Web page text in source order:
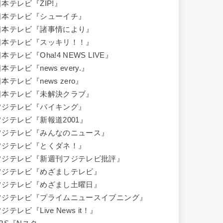
本テレビ『ZIP!』
本テレビ『シューイチ』
本テレビ『諸事情により』
本テレビ『スッキリ！！』
本テレビ『Oha!4 NEWS LIVE』
本テレビ『news every.』
本テレビ『news zero』
本テレビ『未解決クラブ』
ジテレビ『バイキング』
ジテレビ『新報道2001』
ジテレビ『みんなのニュース』
ジテレビ『とくダネ！』
ジテレビ『新週刊フジテレビ批評』
ジテレビ『めざましテレビ』
ジテレビ『めざまし土曜日』
ジテレビ『プライムニュースイブニング』
ジテレビ『Live News it！』